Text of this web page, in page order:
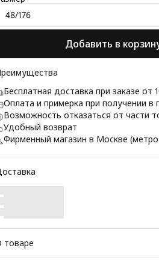
48/176
Добавить в
Бесплатная доставка при заказе от
Оплата и примерка при получении в
Возможность отказаться от части
Удобный возврат
Фирменный магазин в Москве
товаре